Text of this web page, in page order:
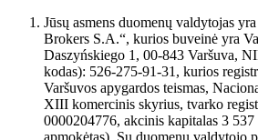
Jūsų asmens duomenų valdytojas
Brokers S.A.“, kurios buveinė yra
Daszyńskiego 1, 00-843 Varšuva,
kodas): 526-275-91-31, kurios
Varšuvos apygardos teismas,
XIII komercinis skyrius, tvarko
0000204776, akcinis kapitalas 3
apmokėtas). Su duomenų valdytojo